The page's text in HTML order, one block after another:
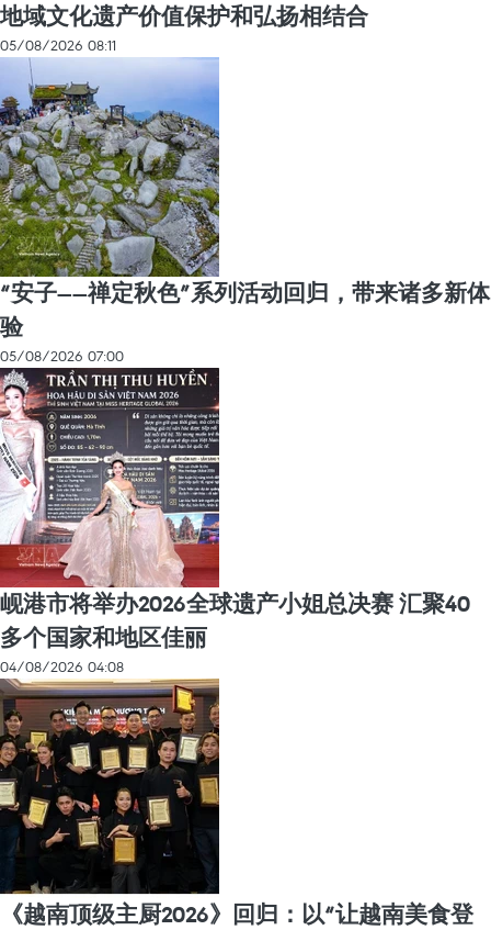
地域文化遗产价值保护和弘扬相结合
05/08/2026 08:11
“安子——禅定秋色”系列活动回归，带来诸多新体
验
05/08/2026 07:00
岘港市将举办2026全球遗产小姐总决赛 汇聚40
多个国家和地区佳丽
04/08/2026 04:08
《越南顶级主厨2026》回归：以“让越南美食登